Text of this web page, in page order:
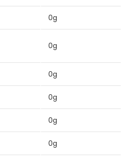
0g
0g
0g
0g
0g
0g